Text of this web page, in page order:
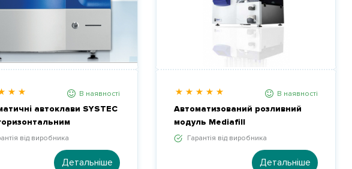
В наявності
автоклави SYSTEC
від виробника
Детальніше
В наявності
Автоматизований розливний
модуль Mediafill
Гарантія від виробника
Детальніше